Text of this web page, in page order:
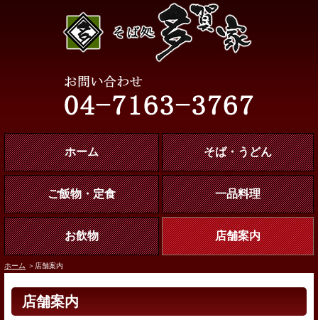
ホーム そば・うどん
ご飯物・定食 一品料理
お飲物 店舗案内
ホーム ＞店舗案内
店舗案内